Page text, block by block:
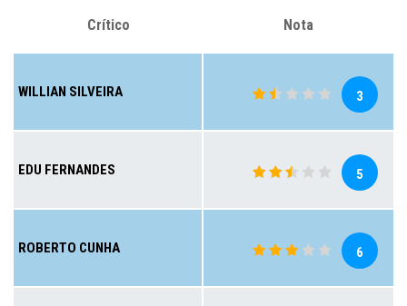
Crítico Nota
WILLIAN SILVEIRA 3
EDU FERNANDES 5
ROBERTO CUNHA 6